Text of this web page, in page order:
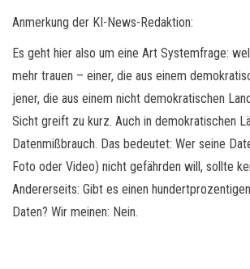
Anmerkung der KI-News-Redaktion:
Es geht hier also um eine Art Systemfrage:
mehr trauen – einer, die aus einem
jener, die aus einem nicht demokratischen
Sicht greift zu kurz. Auch in demokratischen
Datenmißbrauch. Das bedeutet: Wer seine
Foto oder Video) nicht gefährden will, sollte
Andererseits: Gibt es einen
Daten? Wir meinen: Nein.